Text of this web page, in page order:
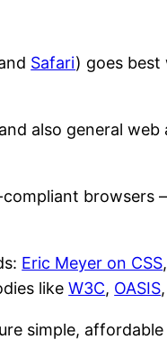
Safari) goes
also general web
browsers
Eric Meyer on CSS,
likeW3C, OASIS
simple,